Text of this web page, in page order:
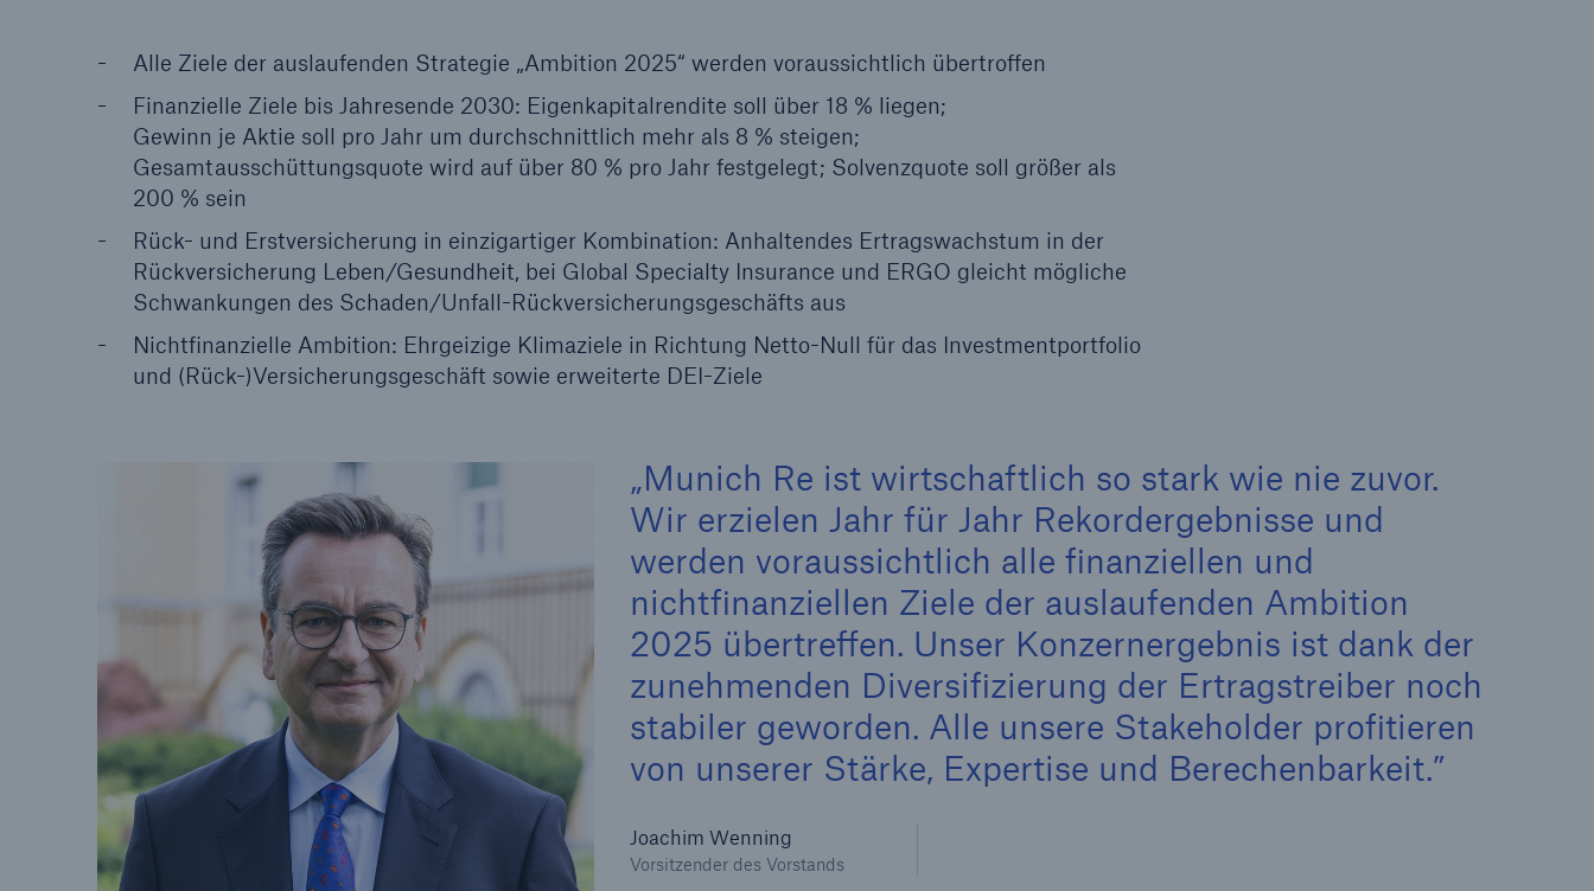
Alle Ziele der auslaufenden Strategie „Ambition 2025“ werden voraussichtlich übertroffen
Finanzielle Ziele bis Jahresende 2030: Eigenkapitalrendite soll über 18 % liegen;
Gewinn je Aktie soll pro Jahr um durchschnittlich mehr als 8 % steigen;
Gesamtausschüttungsquote wird auf über 80 % pro Jahr festgelegt; Solvenzquote soll größer als
200 % sein
Rück- und Erstversicherung in einzigartiger Kombination: Anhaltendes Ertragswachstum in der
Rückversicherung Leben/Gesundheit, bei Global Specialty Insurance und ERGO gleicht mögliche
Schwankungen des Schaden/Unfall-Rückversicherungsgeschäfts aus
Nichtfinanzielle Ambition: Ehrgeizige Klimaziele in Richtung Netto-Null für das Investmentportfolio
und (Rück-)Versicherungsgeschäft sowie erweiterte DEI-Ziele
Munich Re ist wirtschaftlich so stark wie nie zuvor.
Wir erzielen Jahr für Jahr Rekordergebnisse und
werden voraussichtlich alle finanziellen und
nichtfinanziellen Ziele der auslaufenden Ambition
2025 übertreffen. Unser Konzernergebnis ist dank der
zunehmenden Diversifizierung der Ertragstreiber noch
stabiler geworden. Alle unsere Stakeholder profitieren
von unserer Stärke, Expertise und Berechenbarkeit.
Joachim Wenning
Vorsitzender des Vorstands
Sachdeckung durch einen
leistungsfähigen
Rückversicherungspartner
Fakten
CLARA reduziert die
Wartezeit bis zur
Leistungsentscheidung in
50 %
600 bn
US Dollar im Jahr 2018
Rückversicherung Leben/Gesundheit
MIRA Digital Suite
Suche